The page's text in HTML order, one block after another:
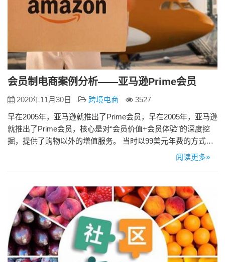
会员制电商案例分析——亚马逊Prime会员
2020年11月30日 跨境电商
3527
早在2005年，亚马逊就推出了Prime会员，早在2005年，亚马逊
就推出了Prime会员，核心是对“会员价值+会员体验”的深度挖
掘，提供了购物以外的增值服务。 当时以99美元年费的方式，
为用户提供两天内免费配送服务。这个极其“超前”的举动，在当
业逻辑的，因为花在每一个会员身上的…
阅读更多»